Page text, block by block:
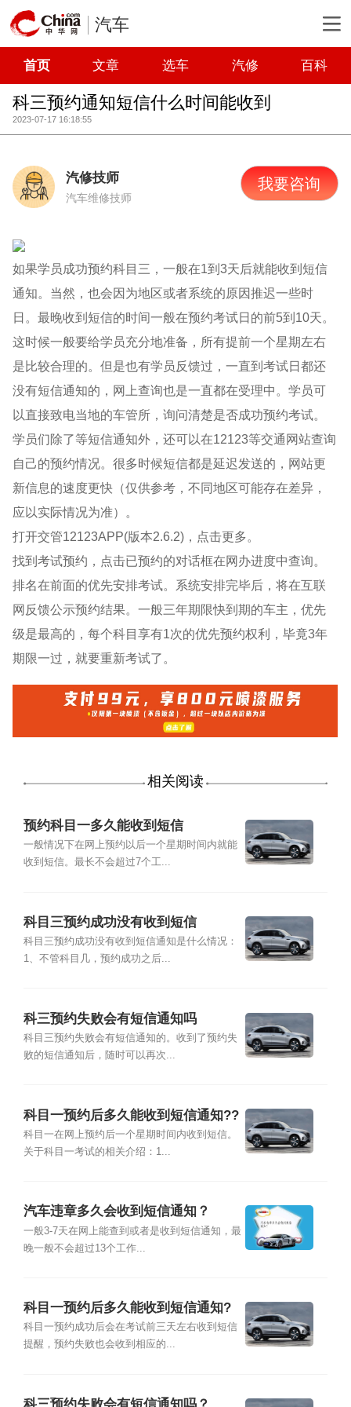
汽车
首页 文章 选车 汽修 百科
科三预约通知短信什么时间能收到
2023-07-17 16:18:55
汽修技师
汽车维修技师
我要咨询
如果学员成功预约科目三，一般在1到3天后就能收到短信
通知。当然，也会因为地区或者系统的原因推迟一些时
日。最晚收到短信的时间一般在预约考试日的前5到10天。
这时候一般要给学员充分地准备，所有提前一个星期左右
是比较合理的。但是也有学员反馈过，一直到考试日都还
没有短信通知的，网上查询也是一直都在受理中。学员可
以直接致电当地的车管所，询问清楚是否成功预约考试。
学员们除了等短信通知外，还可以在12123等交通网站查询
自己的预约情况。很多时候短信都是延迟发送的，网站更
新信息的速度更快（仅供参考，不同地区可能存在差异，
应以实际情况为准）。
打开交管12123APP(版本2.6.2)，点击更多。
找到考试预约，点击已预约的对话框在网办进度中查询。
排名在前面的优先安排考试。系统安排完毕后，将在互联
网反馈公示预约结果。一般三年期限快到期的车主，优先
级是最高的，每个科目享有1次的优先预约权利，毕竟3年
期限一过，就要重新考试了。
相关阅读
预约科目一多久能收到短信
一般情况下在网上预约以后一个星期时间内就能
收到短信。最长不会超过7个工...
科目三预约成功没有收到短信
科目三预约成功没有收到短信通知是什么情况：
1、不管科目几，预约成功之后...
科三预约失败会有短信通知吗
科目三预约失败会有短信通知的。收到了预约失
败的短信通知后，随时可以再次...
科目一预约后多久能收到短信通知??
科目一在网上预约后一个星期时间内收到短信。
关于科目一考试的相关介绍：1...
汽车违章多久会收到短信通知？
一般3-7天在网上能查到或者是收到短信通知，最
晚一般不会超过13个工作...
科目一预约后多久能收到短信通知?
科目一预约成功后会在考试前三天左右收到短信
提醒，预约失败也会收到相应的...